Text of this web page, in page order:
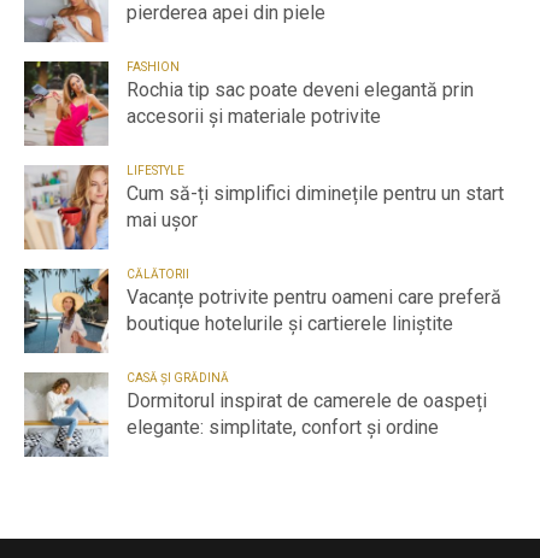
pierderea apei din piele
FASHION
Rochia tip sac poate deveni elegantă prin
accesorii și materiale potrivite
LIFESTYLE
Cum să-ți simplifici diminețile pentru un start
mai ușor
CĂLĂTORII
Vacanțe potrivite pentru oameni care preferă
boutique hotelurile și cartierele liniștite
CASĂ ȘI GRĂDINĂ
Dormitorul inspirat de camerele de oaspeți
elegante: simplitate, confort și ordine